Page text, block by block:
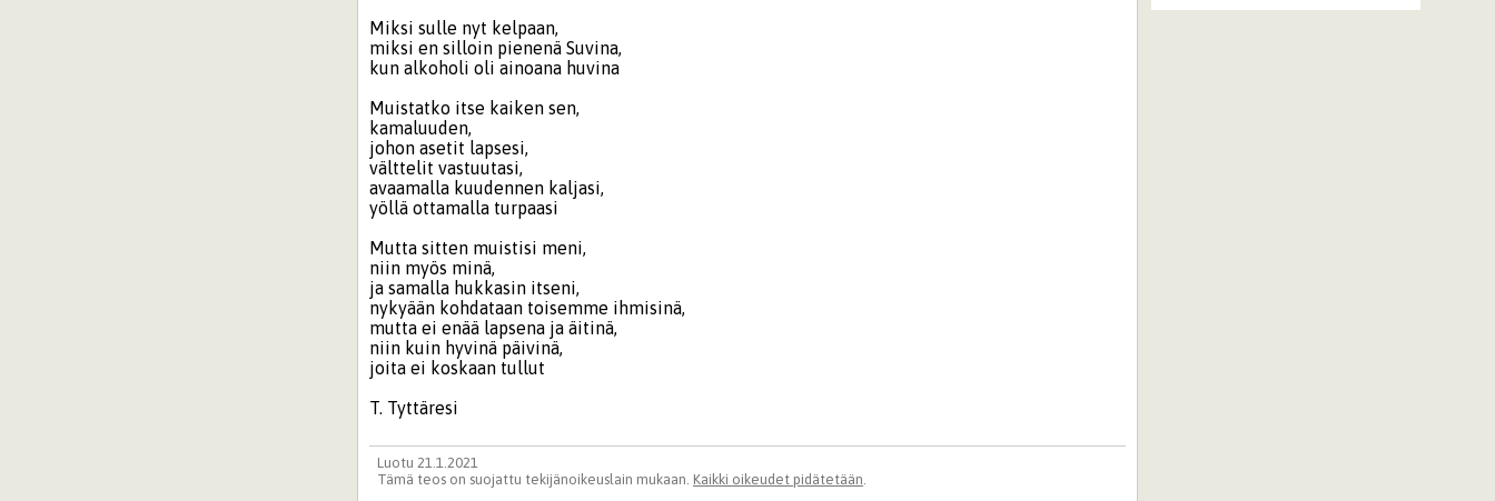
Miksi sulle nyt kelpaan,
miksi en silloin pienenä Suvina,
kun alkoholi oli ainoana huvina
Muistatko itse kaiken sen,
kamaluuden,
johon asetit lapsesi,
välttelit vastuutasi,
avaamalla kuudennen kaljasi,
yöllä ottamalla turpaasi
Mutta sitten muistisi meni,
niin myös minä,
ja samalla hukkasin itseni,
nykyään kohdataan toisemme ihmisinä,
mutta ei enää lapsena ja äitinä,
niin kuin hyvinä päivinä,
joita ei koskaan tullut
T. Tyttäresi
Luotu 21.1.2021
Tämä teos on suojattu tekijänoikeuslain mukaan. Kaikki oikeudet pidätetään